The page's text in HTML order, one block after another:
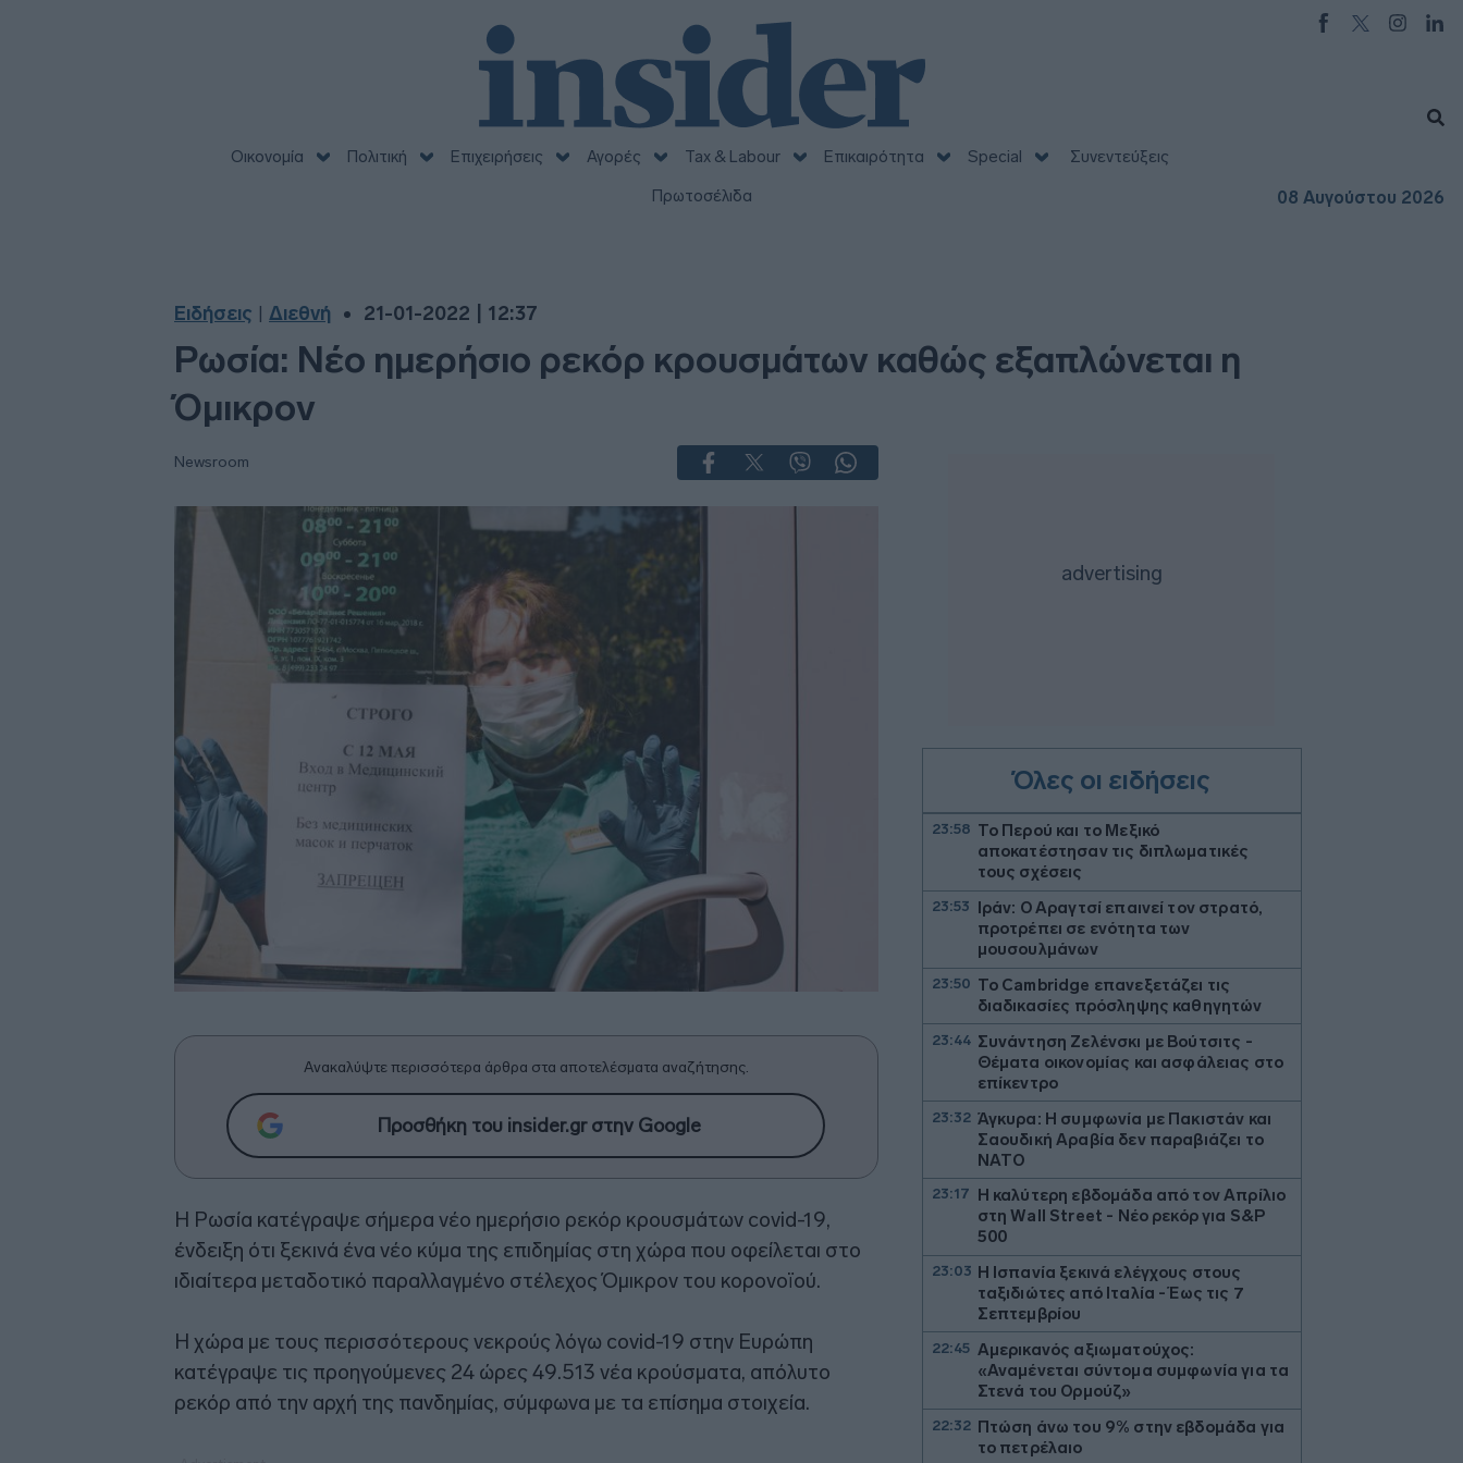
Οικονομία Πολιτική Επιχειρήσεις Αγορές Tax & Labour Επικαιρότητα Special
Συνεντεύξεις
Πρωτοσέλιδα
08 Αυγούστου 2026
Ειδήσεις Διεθνή 21-01-2022 | 12:37
Ρωσία: Νέο ημερήσιο ρεκόρ κρουσμάτων καθώς εξαπλώνεται η
Όμικρον
Newsroom
Ανακαλύψτε περισσότερα άρθρα στα αποτελέσματα αναζήτησης.
Προσθήκη του insider.gr στην Google
Η Ρωσία κατέγραψε σήμερα νέο ημερήσιο ρεκόρ κρουσμάτων covid-19,
ένδειξη ότι ξεκινά ένα νέο κύμα της επιδημίας στη χώρα που οφείλεται στο
ιδιαίτερα μεταδοτικό παραλλαγμένο στέλεχος Όμικρον του κορονοϊού.
Η χώρα με τους περισσότερους νεκρούς λόγω covid-19 στην Ευρώπη
κατέγραψε τις προηγούμενες 24 ώρες 49.513 νέα κρούσματα, απόλυτο
ρεκόρ από την αρχή της πανδημίας, σύμφωνα με τα επίσημα στοιχεία.
Όλες οι ειδήσεις
23:58 Το Περού και το Μεξικό
αποκατέστησαν τις διπλωματικές
τους σχέσεις
23:53 Ιράν: Ο Αραγτσί επαινεί τον στρατό,
προτρέπει σε ενότητα των
μουσουλμάνων
23:50 Το Cambridge επανεξετάζει τις
διαδικασίες πρόσληψης καθηγητών
23:44 Συνάντηση Ζελένσκι με Βούτσιτς -
Θέματα οικονομίας και ασφάλειας στο
επίκεντρο
23:32 Άγκυρα: Η συμφωνία με Πακιστάν και
Σαουδική Αραβία δεν παραβιάζει το
ΝΑΤΟ
23:17 Η καλύτερη εβδομάδα από τον Απρίλιο
στη Wall Street - Νέο ρεκόρ για S&P
500
23:03 Η Ισπανία ξεκινά ελέγχους στους
ταξιδιώτες από Ιταλία - Έως τις 7
Σεπτεμβρίου
22:45 Αμερικανός αξιωματούχος:
«Αναμένεται σύντομα συμφωνία για τα
Στενά του Ορμούζ»
22:32 Πτώση άνω του 9% στην εβδομάδα για
το πετρέλαιο